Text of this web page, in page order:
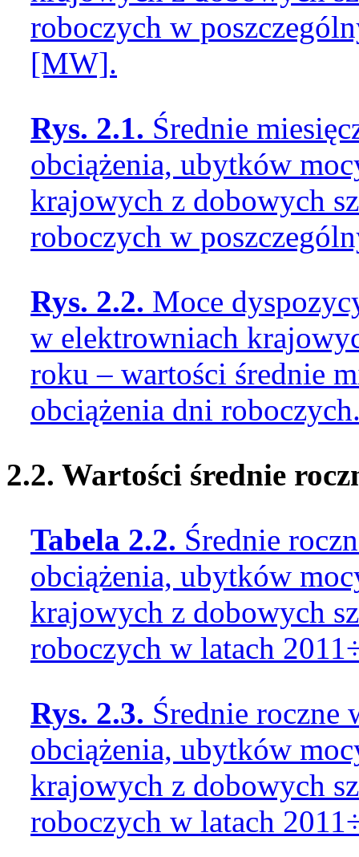
roboczych w
[MW].
Rys. 2.1. Średnie
obciążenia, ubytków
krajowych z dobowych
roboczych w
Rys. 2.2. Moce
w elektrowniach
roku – wartości średnie
obciążenia dni
2.2. Wartości średnie
Tabela 2.2. Średnie
obciążenia, ubytków
krajowych z dobowych
roboczych w latach
Rys. 2.3. Średnie roczne
obciążenia, ubytków
krajowych z dobowych
roboczych w latach